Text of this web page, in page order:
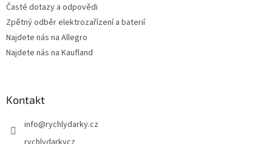
Časté dotazy a odpovědi
Zpětný odběr elektrozařízení a baterií
Najdete nás na Allegro
Najdete nás na Kaufland
Kontakt
info@rychlydarky.cz